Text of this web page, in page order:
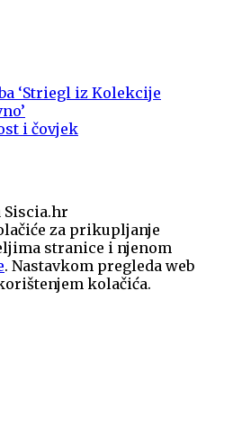
‘Striegl iz Kolekcije
i čovjek
za prikupljanje
stranice i njenom
. Nastavkom pregleda web
kolačića.